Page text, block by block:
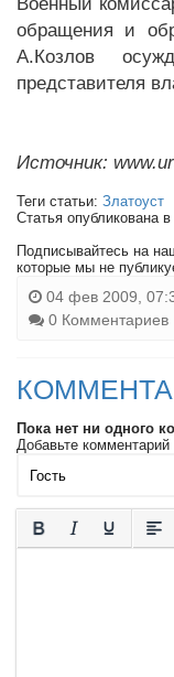
обращения и
А.Козлов
представителя
Источник:
Теги статьи: Златоуст
Статья опубликована
Подписывайтесь на
которые мы не
04 фев 2009,
0 Комментариев
Пока нет ни одного
Добавьте